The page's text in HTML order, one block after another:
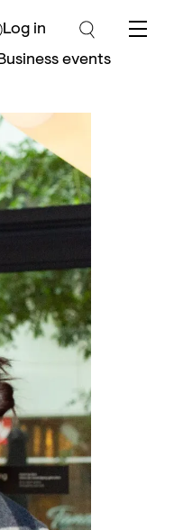
Log in
events